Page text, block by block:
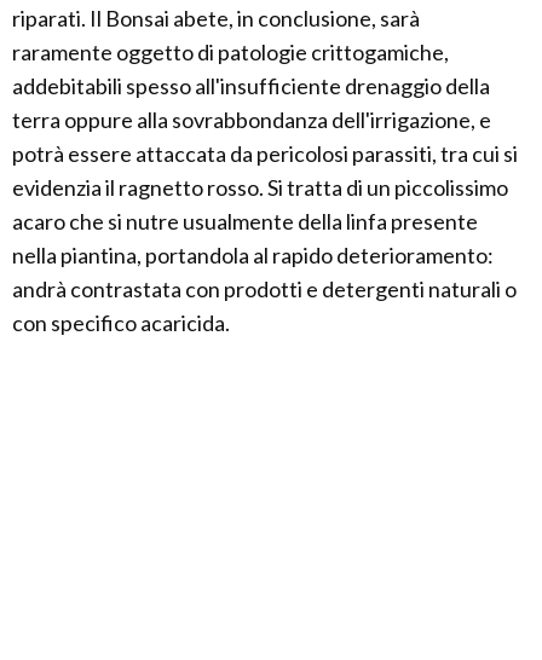
riparati. Il Bonsai abete, in conclusione, sarà
raramente oggetto di patologie crittogamiche,
addebitabili spesso all'insufficiente drenaggio della
terra oppure alla sovrabbondanza dell'irrigazione, e
potrà essere attaccata da pericolosi parassiti, tra cui si
evidenzia il ragnetto rosso. Si tratta di un piccolissimo
acaro che si nutre usualmente della linfa presente
nella piantina, portandola al rapido deterioramento:
andrà contrastata con prodotti e detergenti naturali o
con specifico acaricida.